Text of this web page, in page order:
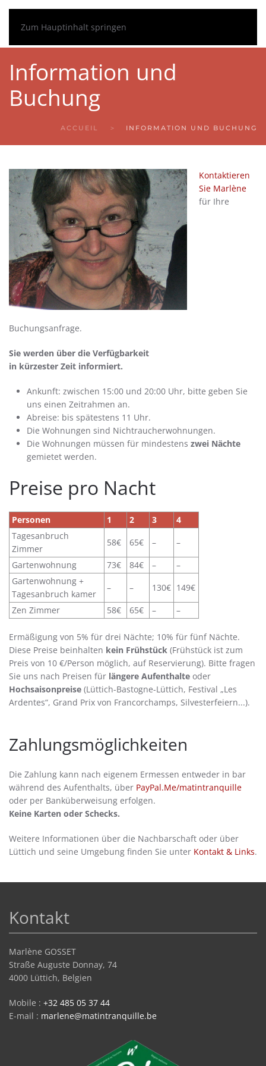
Zum Hauptinhalt springen
Information und
Buchung
ACCUEIL INFORMATION UND BUCHUNG
Kontaktieren
Sie Marlène
für Ihre
Buchungsanfrage.
Sie werden über die Verfügbarkeit
in kürzester Zeit informiert.
Ankunft: zwischen 15:00 und 20:00 Uhr, bitte geben Sie
uns einen Zeitrahmen an.
Abreise: bis spätestens 11 Uhr.
Die Wohnungen sind Nichtraucherwohnungen.
Die Wohnungen müssen für mindestens zwei Nächte
gemietet werden.
Preise pro Nacht
Personen 1 2 3
4
Tagesanbruch
Zimmer
58€ 65€ –
–
Gartenwohnung
73€ 84€ –
–
Gartenwohnung +
Tagesanbruch kamer
– – 130€ 149€
Zen Zimmer
58€ 65€ – –
Ermäßigung von 5% für drei Nächte; 10% für fünf Nächte.
Diese Preise beinhalten kein Frühstück (Frühstück ist zum
Preis von 10 €/Person möglich, auf Reservierung). Bitte fragen
Sie uns nach Preisen für längere Aufenthalte oder
Hochsaisonpreise (Lüttich-Bastogne-Lüttich, Festival „Les
Ardentes“, Grand Prix von Francorchamps, Silvesterfeiern...).
Zahlungsmöglichkeiten
Die Zahlung kann nach eigenem Ermessen entweder in bar
während des Aufenthalts, über PayPal.Me/matintranquille
oder per Banküberweisung erfolgen.
Keine Karten oder Schecks.
Weitere Informationen über die Nachbarschaft oder über
Lüttich und seine Umgebung finden Sie unter Kontakt & Links.
Kontakt
Marlène GOSSET
Straße Auguste Donnay, 74
4000 Lüttich, Belgien
Mobile : +32 485 05 37 44
E-mail : marlene@matintranquille.be